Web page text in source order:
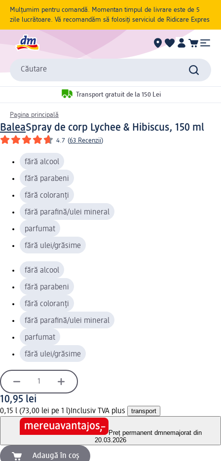
Mulțumim pentru comandă. Momentan timpul de livrare este de 5
zile lucrătoare. Vă recomandăm să folosiți serviciul de Ridicare Expres
Căutare
Transport gratuit de la 150 Lei
Pagina principală
BaleaSpray de corp Lychee & Hibiscus, 150 ml
4.7 (63 Recenzii)
fără alcool
fără parabeni
fără coloranți
fără parafină/ulei mineral
parfumat
fără ulei/grăsime
fără alcool
fără parabeni
fără coloranți
fără parafină/ulei mineral
parfumat
fără ulei/grăsime
10,95 lei
0,15 l (73,00 lei pe 1 l) Inclusiv TVA plus transport
Preț permanent dmnemajorat din
20.03.2026
Adaugă în coș